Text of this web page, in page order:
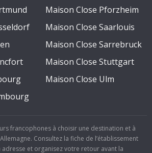
Maison Close Pforzheim
Maison Close Saarlouis
Maison Close Sarrebruck
Maison Close Stuttgart
Maison Close Ulm
francophones à choisir une destination et à
Consultez la fiche de l’établissement
et organisez votre retour avant la